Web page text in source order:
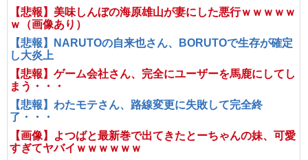
【悲報】美味しんぼの海原雄山が妻にした悪行ｗｗｗｗｗ
ｗ（画像あり）
【悲報】NARUTOの自来也さん、BORUTOで生存が確定
し大炎上
【悲報】ゲーム会社さん、完全にユーザーを馬鹿にしてし
まう・・・
【悲報】わたモテさん、路線変更に失敗して完全終
了・・・
【画像】よつばと最新巻で出てきたとーちゃんの妹、可愛
すぎてヤバイｗｗｗｗｗｗ